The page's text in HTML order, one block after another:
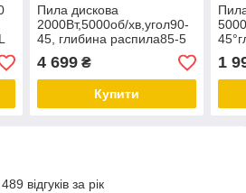
Пила дискова
2000Вт,5000об/хв,угол90-
45, глибина распила85-5
мм,диск 235*30 мм,40
зубів,лазер,плавний пуск
4 699₴
Купити
мм,
1
відгуків за рік